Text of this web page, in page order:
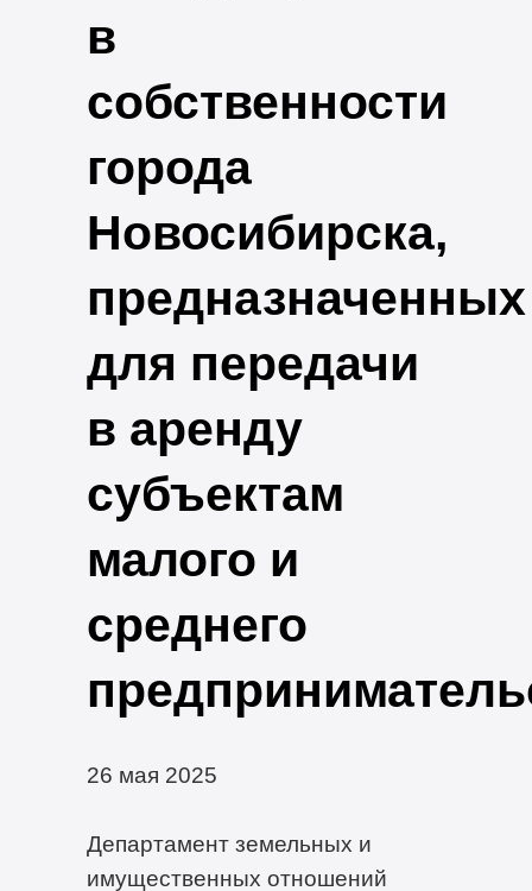
в
собственности
города
Новосибирска,
предназначенных
для передачи
в аренду
субъектам
малого и
среднего
26 мая 2025
Департамент земельных и
имущественных отношений